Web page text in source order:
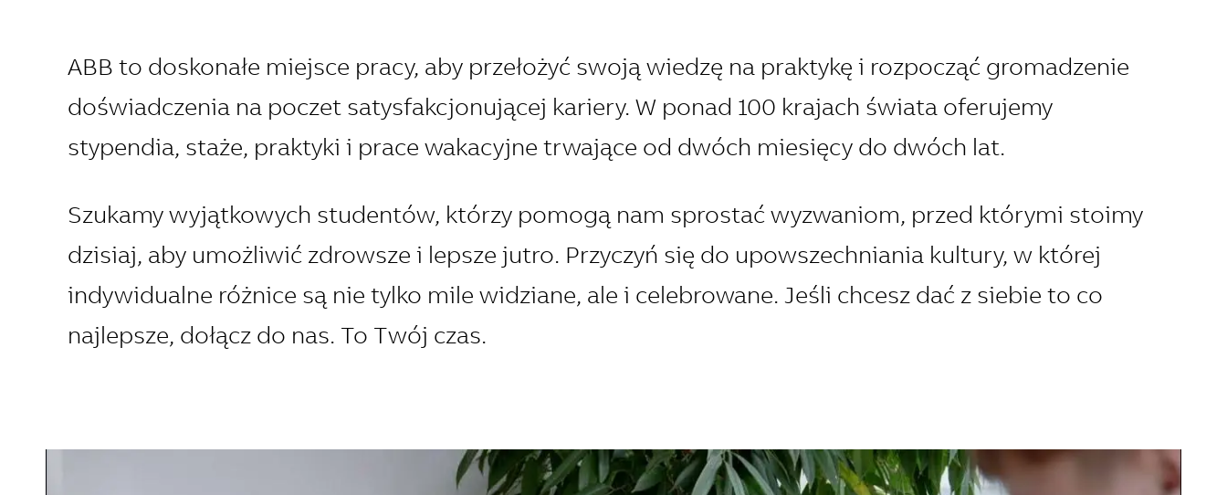
ABB to doskonałe miejsce pracy, aby przełożyć swoją wiedzę na praktykę i rozpocząć gromadzenie
doświadczenia na poczet satysfakcjonującej kariery. W ponad 100 krajach świata oferujemy
stypendia, staże, praktyki i prace wakacyjne trwające od dwóch miesięcy do dwóch lat.
Szukamy wyjątkowych studentów, którzy pomogą nam sprostać wyzwaniom, przed którymi stoimy
dzisiaj, aby umożliwić zdrowsze i lepsze jutro. Przyczyń się do upowszechniania kultury, w której
indywidualne różnice są nie tylko mile widziane, ale i celebrowane. Jeśli chcesz dać z siebie to co
najlepsze, dołącz do nas. To Twój czas.